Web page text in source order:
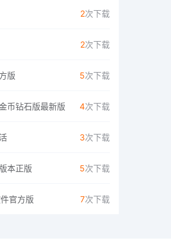
2次下载
2次下载
版 5次下载
币钻石版最新版 4次下载
3次下载
本正版 5次下载
官方版 7次下载